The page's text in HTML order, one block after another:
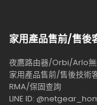
家用產品售前/售後
夜鷹路由器/Orbi/Arlo
家用產品售前/售後技術
RMA/保固查詢
LINE ID: